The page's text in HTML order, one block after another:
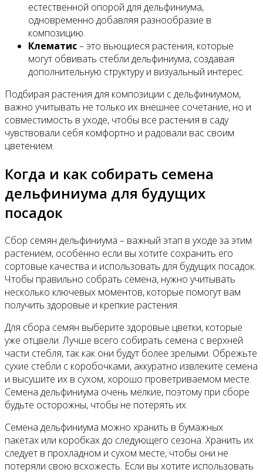
естественной опорой для дельфиниума,
одновременно добавляя разнообразие в
композицию.
Клематис– это вьющиеся растения, которые
могут обвивать стебли дельфиниума, создавая
дополнительную структуру и визуальный интерес.
Подбирая растения для композиции с дельфиниумом,
важно учитывать не только их внешнее сочетание, но и
совместимость в уходе, чтобы все растения в саду
чувствовали себя комфортно и радовали вас своим
цветением.
Когда и как собирать семена
дельфиниума для будущих
посадок
Сбор семян дельфиниума – важный этап в уходе за этим
растением, особенно если вы хотите сохранить его
сортовые качества и использовать для будущих посадок.
Чтобы правильно собрать семена, нужно учитывать
несколько ключевых моментов, которые помогут вам
получить здоровые и крепкие растения.
Для сбора семян выберите здоровые цветки, которые
уже отцвели. Лучше всего собирать семена с верхней
части стебля, так как они будут более зрелыми. Обрежьте
сухие стебли с коробочками, аккуратно извлеките семена
и высушите их в сухом, хорошо проветриваемом месте.
Семена дельфиниума очень мелкие, поэтому при сборе
будьте осторожны, чтобы не потерять их.
Семена дельфиниума можно хранить в бумажных
пакетах или коробках до следующего сезона. Хранить их
следует в прохладном и сухом месте, чтобы они не
потеряли свою всхожесть. Если вы хотите использовать